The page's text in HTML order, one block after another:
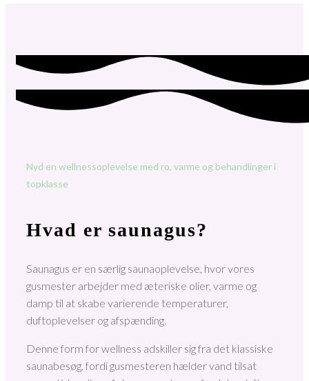
Nyd en wellnessoplevelse med ro, varme og behandlinger i
topklasse
Hvad er saunagus?
Saunagus er en særlig saunaoplevelse, hvor vores
gusmester arbejder med æteriske olier, varme og
damp til at skabe varierende temperaturer,
duftoplevelser og afspænding.
Denne form for wellness adskiller sig fra det klassiske
saunabesøg, fordi gusmesteren hælder vand tilsat